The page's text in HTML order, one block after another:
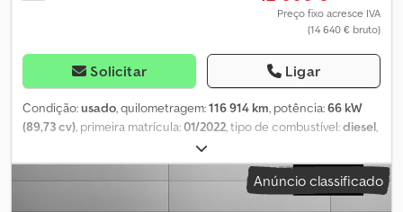
Preço fixo acresce IVA
(14 640 € bruto)
Solicitar Ligar
Condição:usado, quilometragem:116 914 km, potência:66 kW
(89,73 cv), primeira matrícula:01/2022, tipo de combustível:diesel,
branco
mecânico, classe de emissão:Euro 6, suspensão:aço, número de
lugares:3, Equipamento:ar condicionado, direção assistida, As
Anúncio classificado